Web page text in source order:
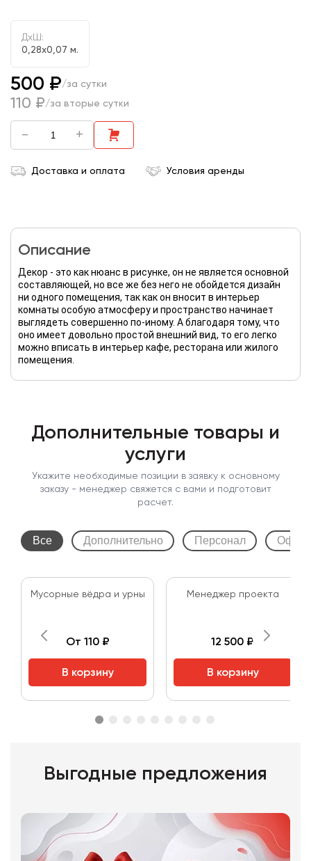
ДxШ:
0,28x0,07 м.
500 ₽/за сутки
110 ₽/за вторые сутки
- +
Доставка и оплата Условия аренды
Описание
Декор - это как нюанс в рисунке, он не является основной
составляющей, но все же без него не обойдется дизайн
ни одного помещения, так как он вносит в интерьер
комнаты особую атмосферу и пространство начинает
выглядеть совершенно по-иному. А благодаря тому, что
оно имеет довольно простой внешний вид, то его легко
можно вписать в интерьер кафе, ресторана или жилого
помещения.
Дополнительные товары и
услуги
Укажите необходимые позиции в заявку к основному
заказу - менеджер свяжется с вами и подготовит
расчет.
Все Дополнительно Персонал
Мусорные вёдра и урны
От 110 ₽
В корзину
Менеджер проекта
12 500 ₽
В корзину
Выгодные предложения